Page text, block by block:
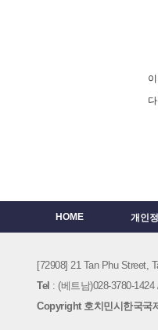
HOME 개인
[72908] 21 Tan Phu Street,
Tel : (베트남)028-3780-
Copyright 호치민시한국국